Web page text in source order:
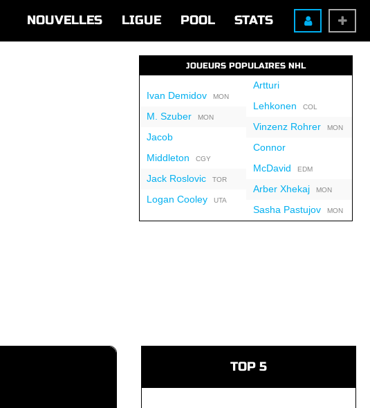
NOUVELLES LIGUE POOL STATS
JOUEURS POPULAIRES NHL
Ivan DemidovMON
M. SzuberMON
Jacob
Middleton CGY
Jack RoslovicTOR
Logan CooleyUTA
Artturi
Lehkonen COL
Vinzenz RohrerMON
Connor
McDavid EDM
Arber XhekajMON
Sasha PastujovMON
TOP 5